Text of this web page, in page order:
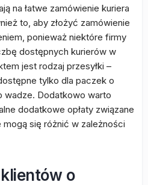
na łatwe zamówienie kuriera
to, aby złożyć zamówienie
ponieważ niektóre firmy
dostępnych kurierów w
jest rodzaj przesyłki –
tylko dla paczek o
wadze. Dodatkowo warto
dodatkowe opłaty związane
się różnić w zależności
o